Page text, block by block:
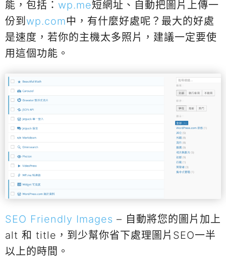
能，包括： wp.me短網址、自動把圖片上傳一
份到 wp.com中，有什麼好處呢？最大的好處
是速度，若你的主機太多照片，建議一定要使
用這個功能。
SEO Friendly Images – 自動將您的圖片加上
alt 和 title，到少幫你省下處理圖片SEO一半
以上的時間。